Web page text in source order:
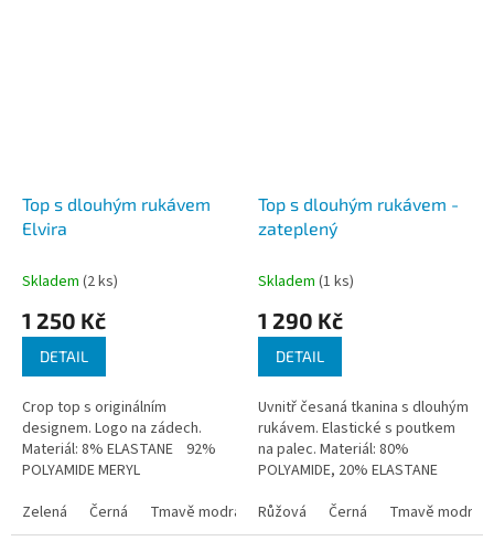
Top s dlouhým rukávem
Elvira
Skladem (2 ks)
1 250 Kč
DETAIL
Crop top s originálním
designem. Logo na zádech.
Materiál: 8% ELASTANE 92%
POLYAMIDE MERYL
Zelená
Černá Tmavě modrá
Top s dlouhým rukávem -
zateplený
Skladem (1 ks)
1 290 Kč
DETAIL
Uvnitř česaná tkanina s dlouhým
rukávem. Elastické s poutkem
na palec. Materiál: 80%
POLYAMIDE, 20% ELASTANE
Růžová
Černá Tmavě modrá